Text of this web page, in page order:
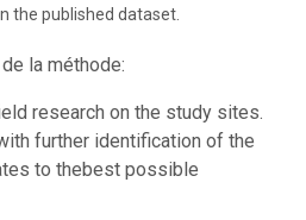
the published dataset.
la méthode:
research on the study sites.
further identification of the
to thebest possible